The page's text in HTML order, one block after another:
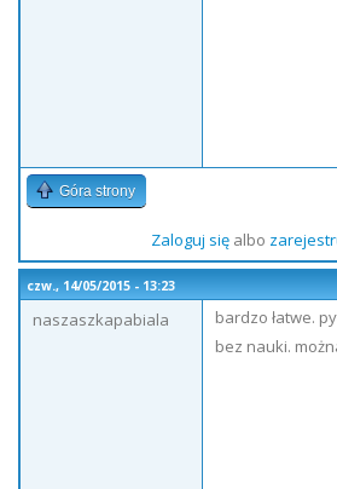
Góra strony
Zaloguj sięalbo
czw., 14/05/2015 - 13:23
naszaszkapabiala
bardzo łatwe.
bez nauki.